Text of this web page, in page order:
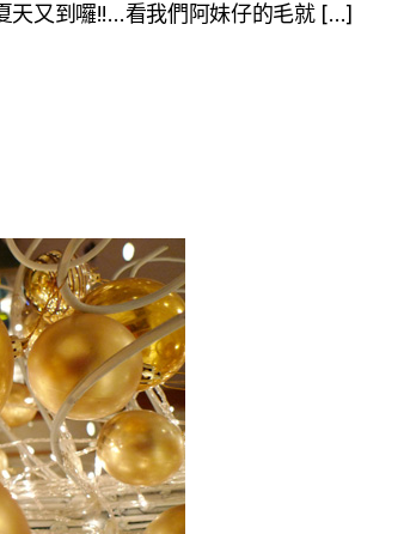
天又到囉!!…看我們阿妹仔的毛就 […]